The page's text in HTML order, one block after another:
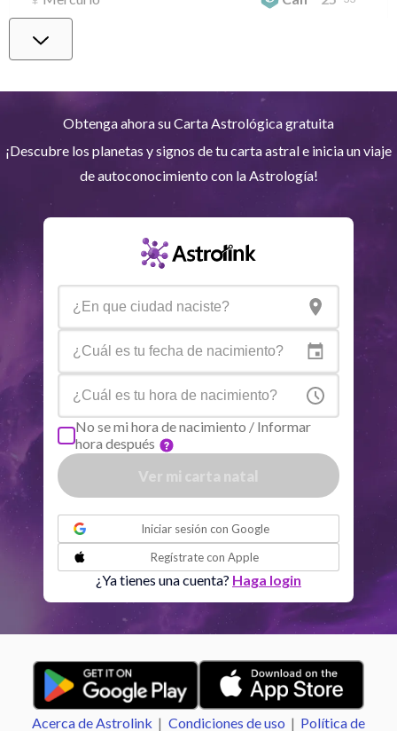
Venus
Saturno Ari 14°39
Neptuno Ari 4°10
Plutón Aqu 4
Quiron
Sag 25
Nodo Norte
Aspectos activos Orbe
Cuadratura Luna 7.01
Obtenga ahora su Carta Astrológica gratuita
¡Descubre los planetas y signos de tu carta astral e inicia un viaje
de autoconocimiento con la Astrología!
No se mi hora de nacimiento / Informar
hora después
Iniciar sesión con Google
Regístrate con Apple
¿Ya tienes una cuenta? Haga login
Acerca de Astrolink | Condiciones de uso | Política de